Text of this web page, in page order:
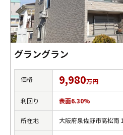
グラングラン
価格 9,980万円
利回り 表面6.30%
所在地 大阪府泉佐野市高松南